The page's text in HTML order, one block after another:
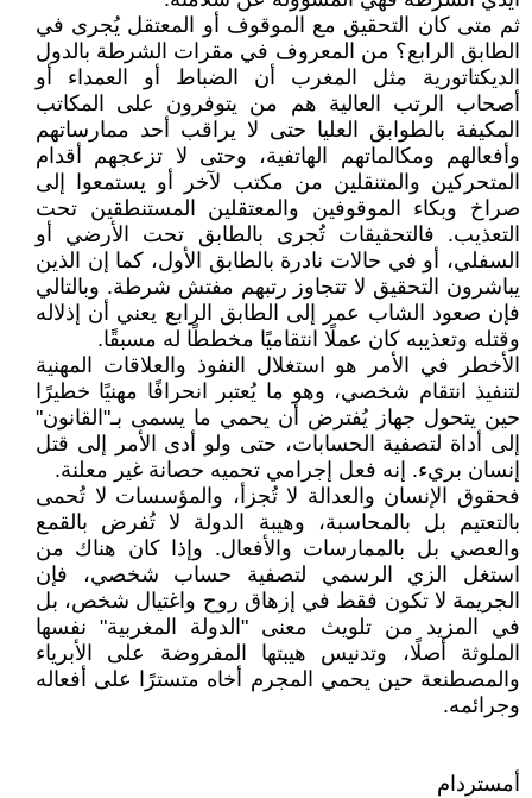
ثم متى كان التحقيق مع الموقوف أو المعتقل يُجرى في
الطابق الرابع؟ من المعروف في مقرات الشرطة بالدول
الديكتاتورية مثل المغرب أن الضباط أو العمداء أو
أصحاب الرتب العالية هم من يتوفرون على المكاتب
المكيفة بالطوابق العليا حتى لا يراقب أحد ممارساتهم
وأفعالهم ومكالماتهم الهاتفية، وحتى لا تزعجهم أقدام
المتحركين والمتنقلين من مكتب لآخر أو يستمعوا إلى
صراخ وبكاء الموقوفين والمعتقلين المستنطقين تحت
التعذيب. فالتحقيقات تُجرى بالطابق تحت الأرضي أو
السفلي، أو في حالات نادرة بالطابق الأول، كما إن الذين
يباشرون التحقيق لا تتجاوز رتبهم مفتش شرطة. وبالتالي
فإن صعود الشاب عمر إلى الطابق الرابع يعني أن إذلاله
وقتله وتعذيبه كان عملًا انتقاميًا مخططًا له مسبقًا.
الأخطر في الأمر هو استغلال النفوذ والعلاقات المهنية
لتنفيذ انتقام شخصي، وهو ما يُعتبر انحرافًا مهنيًا خطيرًا
حين يتحول جهاز يُفترض أن يحمي ما يسمى بـ"القانون"
إلى أداة لتصفية الحسابات، حتى ولو أدى الأمر إلى قتل
إنسان بريء. إنه فعل إجرامي تحميه حصانة غير معلنة.
فحقوق الإنسان والعدالة لا تُجزأ، والمؤسسات لا تُحمى
بالتعتيم بل بالمحاسبة، وهيبة الدولة لا تُفرض بالقمع
والعصي بل بالممارسات والأفعال. وإذا كان هناك من
استغل الزي الرسمي لتصفية حساب شخصي، فإن
الجريمة لا تكون فقط في إزهاق روح واغتيال شخص، بل
في المزيد من تلويث معنى "الدولة المغربية" نفسها
الملوثة أصلًا، وتدنيس هيبتها المفروضة على الأبرياء
والمصطنعة حين يحمي المجرم أخاه متسترًا على أفعاله
وجرائمه.
أمستردام